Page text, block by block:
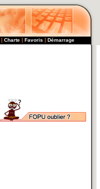
| Charte | Favoris | Démarrage